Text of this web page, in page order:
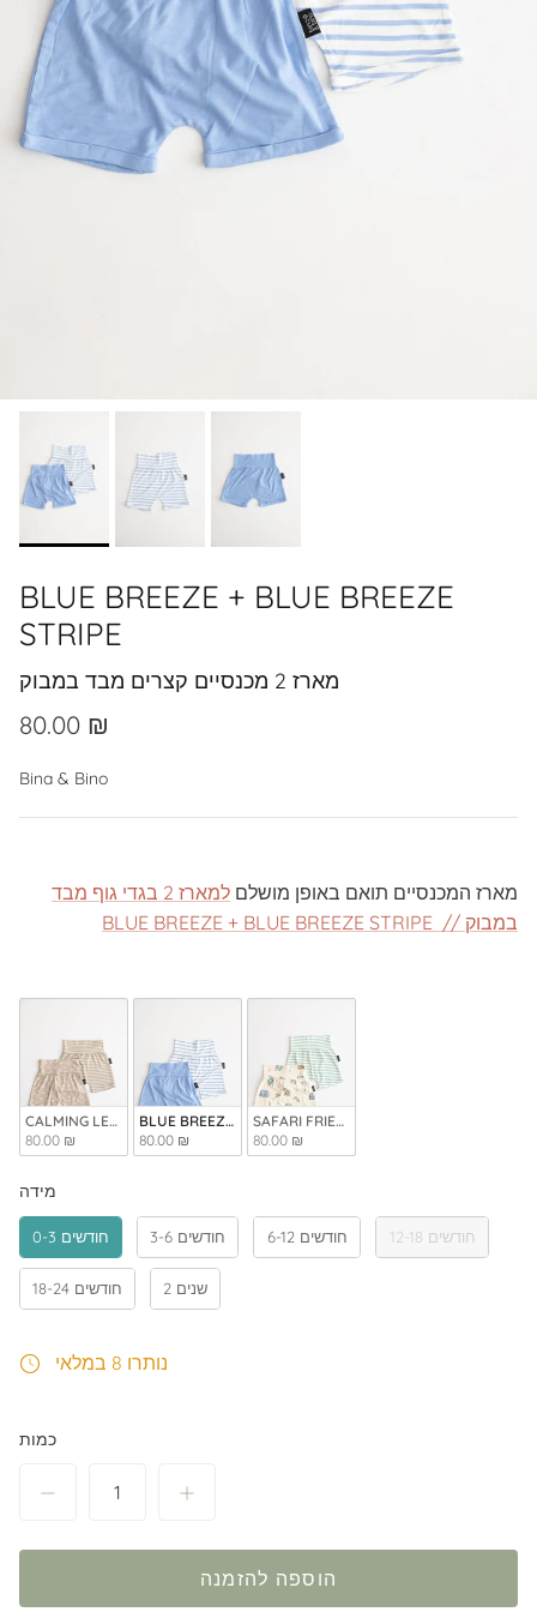
BLUE BREEZE + BLUE BREEZE
STRIPE
מארז 2 מכנסיים קצרים מבד במבוק
80.00 ₪
Bina & Bino
מארז המכנסיים תואם באופן מושלם
למארז 2 בגדי גוף מבד
במבוק // BLUE BREEZE + BLUE BREEZE STRIPE
CALMING LEAVES + TAUPE BEIGE STRIPE
80.00 ₪
BLUE BREEZE + BLUE BREEZE STRIPE
80.00 ₪
SAFARI FRIENDS + BEIGE AND GREEN
80.00 ₪
מידה
מידה
0-3 חודשים 3-6 חודשים 6-12 חודשים 12-18 חודשים
18-24 חודשים 2 שנים
נותרו 8 במלאי
כמות
הוספה להזמנה